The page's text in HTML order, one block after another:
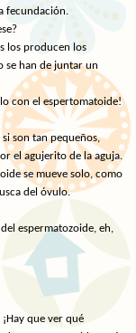
fecundación.
los producen los
se han de juntar un
con el espertomatoide!
son tan pequeños,
el agujerito de la aguja.
se mueve solo, como
del óvulo.
espermatozoide, eh,
que ver qué